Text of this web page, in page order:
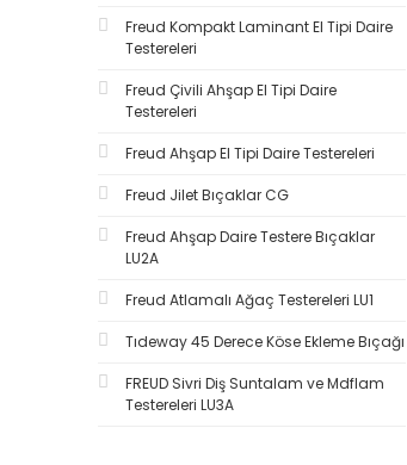
Freud Kompakt Laminant El Tipi Daire
Testereleri
Freud Çivili Ahşap El Tipi Daire
Testereleri
Freud Ahşap El Tipi Daire Testereleri
Freud Jilet Bıçaklar CG
Freud Ahşap Daire Testere Bıçaklar
LU2A
Freud Atlamalı Ağaç Testereleri LU1
Tıdeway 45 Derece Köse Ekleme Bıçağı
FREUD Sivri Diş Suntalam ve Mdflam
Testereleri LU3A